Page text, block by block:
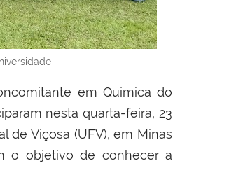
em Química do
nesta quarta-feira, 23
de Viçosa (UFV), em Minas
o objetivo de conhecer a